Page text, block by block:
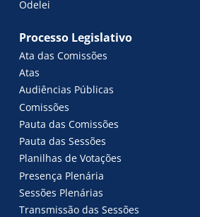
Odelei
Processo Legislativo
Ata das Comissões
Atas
Audiências Públicas
Comissões
Pauta das Comissões
Pauta das Sessões
Planilhas de Votações
Presença Plenária
Sessões Plenárias
Transmissão das Sessões